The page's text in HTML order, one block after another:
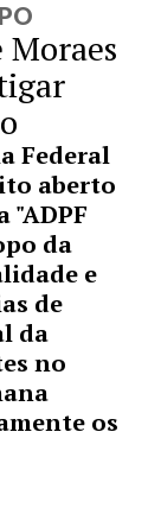
Moraes
Federal
aberto
"ADPF
da
e
de
da
no
os